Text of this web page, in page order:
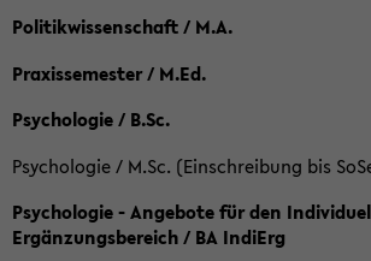
Politikwissenschaft / M.A.
Praxissemester / M.Ed.
Psychologie / B.Sc.
Psychologie / M.Sc. (Einschreibung bis
Psychologie - Angebote für den
Ergänzungsbereich / BA IndiErg